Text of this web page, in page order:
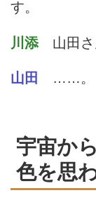
す。
川添 山田さ
山田 ……。
宇宙か
色を思